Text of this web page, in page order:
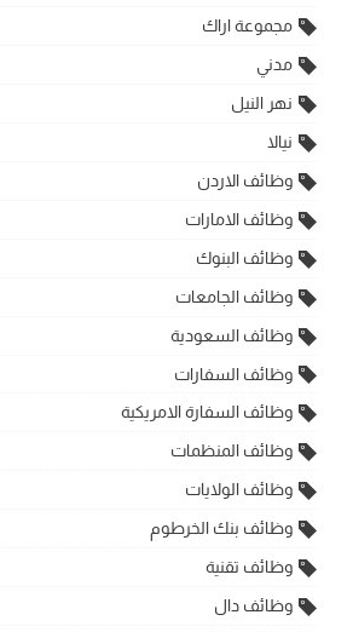
مجموعة اراك
مدني
نهر النيل
نيالا
وظائف الاردن
وظائف الامارات
وظائف البنوك
وظائف الجامعات
وظائف السعودية
وظائف السفارات
وظائف السفارة الامريكية
وظائف المنظمات
وظائف الولايات
وظائف بنك الخرطوم
وظائف تقنية
وظائف دال